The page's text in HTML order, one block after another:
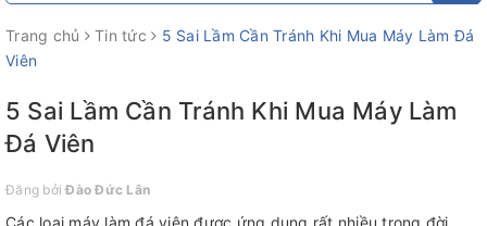
Trang chủ Tin tức
5 Sai Lầm Cần Tránh Khi Mua Máy Làm Đá
Viên
5 Sai Lầm Cần Tránh Khi Mua Máy Làm
Đá Viên
Đăng bởiĐào Đức Lân
Các loại máy làm đá viên được ứng dụng rất nhiều trong đời